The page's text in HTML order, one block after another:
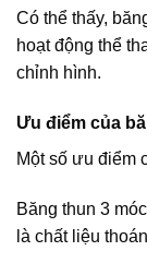
Có thể thấy,
hoạt động thể
chỉnh hình.
Ưu điểm của
Một số ưu điểm
Băng thun 3
là chất liệu